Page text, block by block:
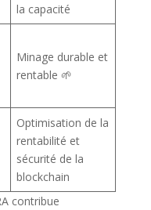
la capacité
Minage durable et
rentable 🌱
Optimisation de la
rentabilité et
sécurité de la
blockchain
contribue